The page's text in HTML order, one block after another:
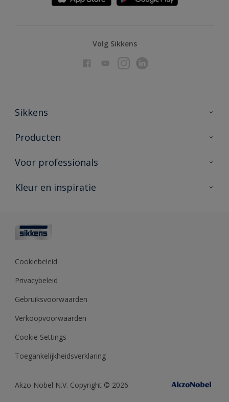
Volg Sikkens
Sikkens
Over Sikkens
Duurzaamheid
Producten
Producten voor binnen
Vind je verkooppunt
Voor professionals
Advies & service
Polyfilla Pro
Sikkens Center
Kleur en inspiratie
Kleurcollecties
Kennisbank
Cookiebeleid
Privacybeleid
Gebruiksvoorwaarden
Verkoopvoorwaarden
Cookie Settings
Toegankelijkheidsverklaring
Akzo Nobel N.V. Copyright © 2026